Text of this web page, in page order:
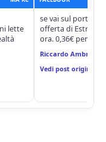
lette
se vai sul portale
offerta di Estra a
ora. 0,36€ per
Riccardo Ambrosi
Vedi post originale